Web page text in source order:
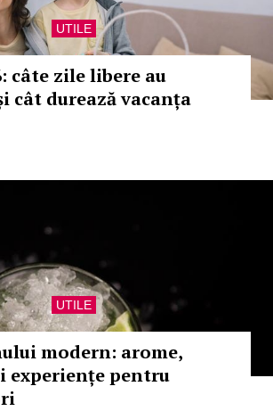
UTILE
câte zile libere au
cât durează vacanța
UTILE
modern: arome,
experiențe pentru